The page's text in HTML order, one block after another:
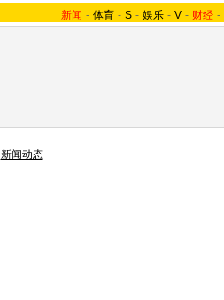
新闻 - 体育 - S - 娱乐 - V - 财经 -
新闻动态